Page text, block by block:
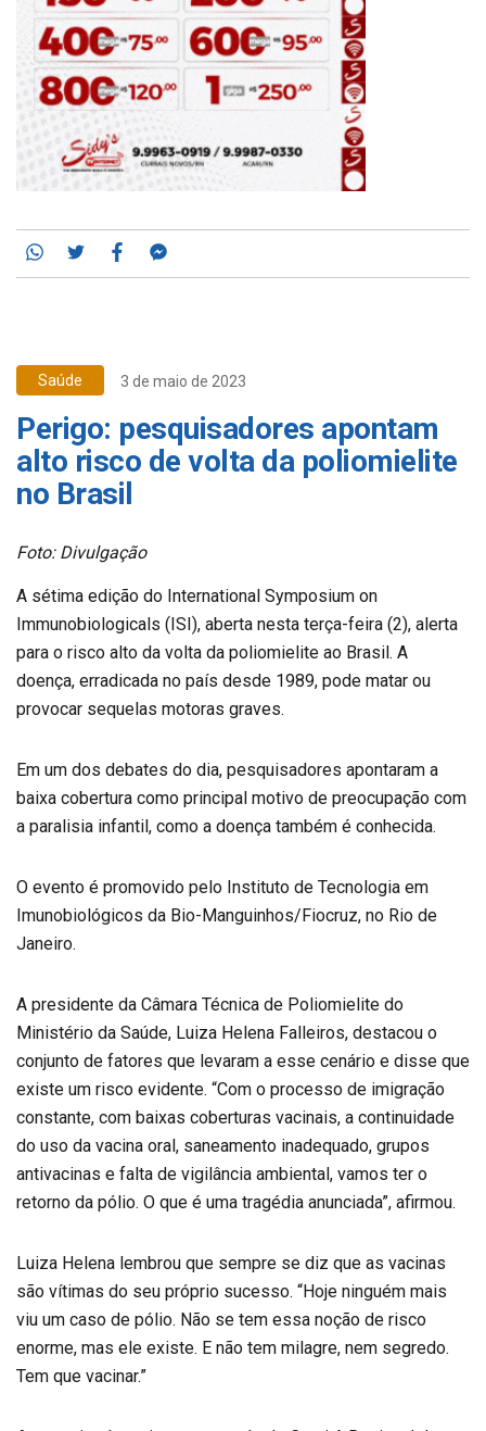
Whatsapp
TwitterFacebook
Saúde 3 de maio de 2023
Perigo: pesquisadores apontam
alto risco de volta da poliomielite
no Brasil
Foto: Divulgação
A sétima edição do International Symposium on
Immunobiologicals (ISI), aberta nesta terça-feira (2), alerta
para o risco alto da volta da poliomielite ao Brasil. A
doença, erradicada no país desde 1989, pode matar ou
provocar sequelas motoras graves.
Em um dos debates do dia, pesquisadores apontaram a
baixa cobertura como principal motivo de preocupação com
a paralisia infantil, como a doença também é conhecida.
O evento é promovido pelo Instituto de Tecnologia em
Imunobiológicos da Bio-Manguinhos/Fiocruz, no Rio de
Janeiro.
A presidente da Câmara Técnica de Poliomielite do
Ministério da Saúde, Luiza Helena Falleiros, destacou o
conjunto de fatores que levaram a esse cenário e disse que
existe um risco evidente. “Com o processo de imigração
constante, com baixas coberturas vacinais, a continuidade
do uso da vacina oral, saneamento inadequado, grupos
antivacinas e falta de vigilância ambiental, vamos ter o
retorno da pólio. O que é uma tragédia anunciada”, afirmou.
Luiza Helena lembrou que sempre se diz que as vacinas
são vítimas do seu próprio sucesso. “Hoje ninguém mais
viu um caso de pólio. Não se tem essa noção de risco
enorme, mas ele existe. E não tem milagre, nem segredo.
Tem que vacinar.”